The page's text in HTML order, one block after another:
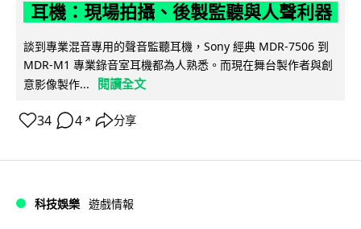
耳機：現場拍攝、後製監聽與人聲利器
談到專業混音專用的聲音監聽耳機，Sony 經典 MDR-7506 到
MDR-M1 專業錄音室耳機都為人熟悉。而現在舞台製作者與創
意影像製作...
閱讀全文
34 4 ↗ 分享
科技娛樂 遊戲情報